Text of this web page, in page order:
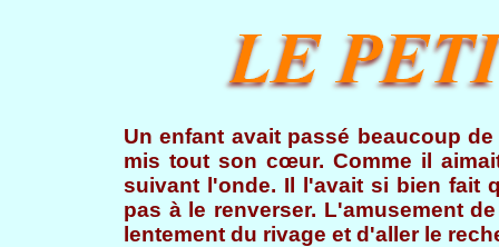
Un enfant avait passé beaucoup
mis tout son cœur. Comme il
suivant l'onde. Il l'avait si bien fait
pas à le renverser. L'amusement
lentement du rivage et d'aller le